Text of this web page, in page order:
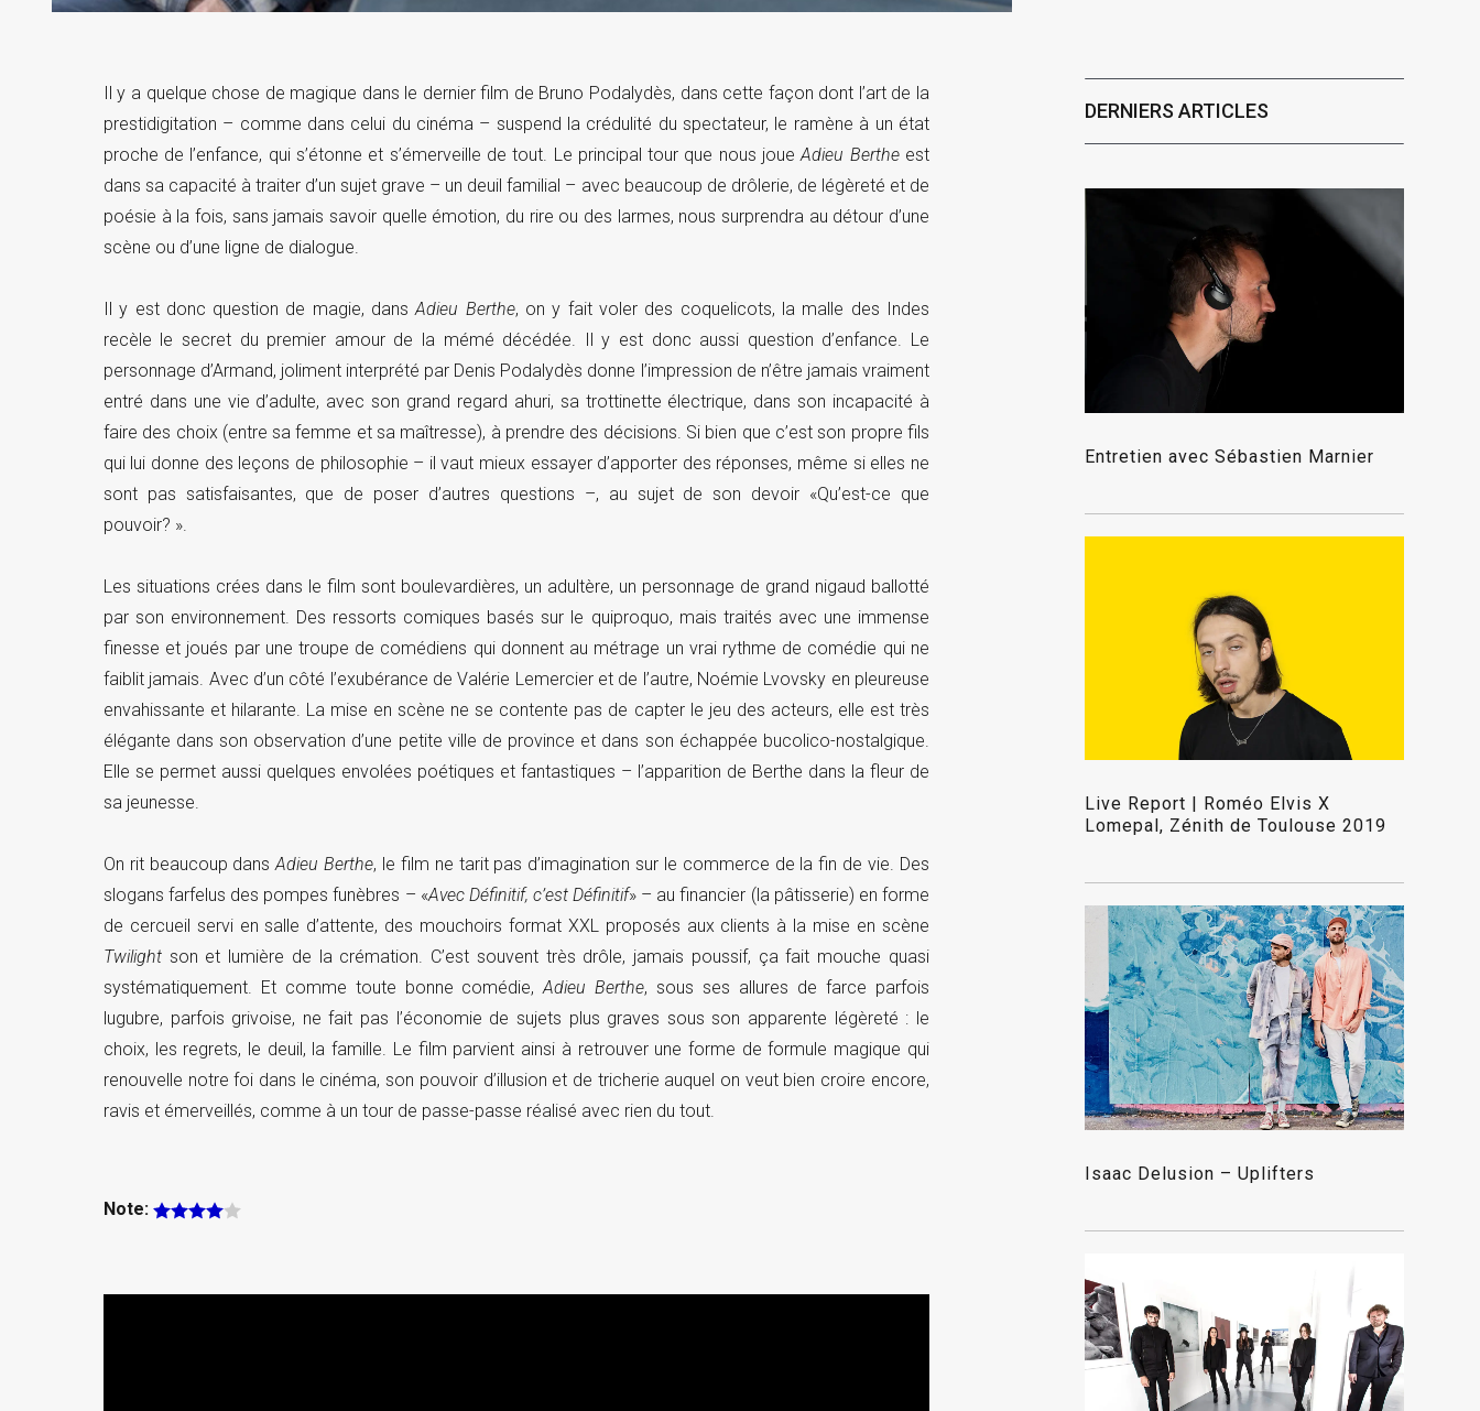
Il y a quelque chose de magique dans le dernier film de Bruno Podalydès, dans cette façon dont l’art de la
prestidigitation – comme dans celui du cinéma – suspend la crédulité du spectateur, le ramène à un état
proche de l’enfance, qui s’étonne et s’émerveille de tout. Le principal tour que nous joueAdieu Bertheest
dans sa capacité à traiter d’un sujet grave – un deuil familial – avec beaucoup de drôlerie, de légèreté et de
poésie à la fois, sans jamais savoir quelle émotion, du rire ou des larmes, nous surprendra au détour d’une
scène ou d’une ligne de dialogue.
Il y est donc question de magie, dansAdieu Berthe, on y fait voler des coquelicots, la malle des Indes
recèle le secret du premier amour de la mémé décédée. Il y est donc aussi question d’enfance. Le
personnage d’Armand, joliment interprété par Denis Podalydès donne l’impression de n’être jamais vraiment
entré dans une vie d’adulte, avec son grand regard ahuri, sa trottinette électrique, dans son incapacité à
faire des choix (entre sa femme et sa maîtresse), à prendre des décisions. Si bien que c’est son propre fils
qui lui donne des leçons de philosophie – il vaut mieux essayer d’apporter des réponses, même si elles ne
sont pas satisfaisantes, que de poser d’autres questions –, au sujet de son devoir «Qu’est-ce que
pouvoir? ».
Les situations crées dans le film sont boulevardières, un adultère, un personnage de grand nigaud ballotté
par son environnement. Des ressorts comiques basés sur le quiproquo, mais traités avec une immense
finesse et joués par une troupe de comédiens qui donnent au métrage un vrai rythme de comédie qui ne
faiblit jamais. Avec d’un côté l’exubérance de Valérie Lemercier et de l’autre, Noémie Lvovsky en pleureuse
envahissante et hilarante. La mise en scène ne se contente pas de capter le jeu des acteurs, elle est très
élégante dans son observation d’une petite ville de province et dans son échappée bucolico-nostalgique.
Elle se permet aussi quelques envolées poétiques et fantastiques – l’apparition de Berthe dans la fleur de
sa jeunesse.
On rit beaucoup dansAdieu Berthe, le film ne tarit pas d’imagination sur le commerce de la fin de vie. Des
slogans farfelus des pompes funèbres – «Avec Définitif, c’est Définitif» – au financier (la pâtisserie) en forme
de cercueil servi en salle d’attente, des mouchoirs format XXL proposés aux clients à la mise en scène
Twilightson et lumière de la crémation. C’est souvent très drôle, jamais poussif, ça fait mouche quasi
systématiquement. Et comme toute bonne comédie,Adieu Berthe, sous ses allures de farce parfois
lugubre, parfois grivoise, ne fait pas l’économie de sujets plus graves sous son apparente légèreté : le
choix, les regrets, le deuil, la famille. Le film parvient ainsi à retrouver une forme de formule magique qui
renouvelle notre foi dans le cinéma, son pouvoir d’illusion et de tricherie auquel on veut bien croire encore,
ravis et émerveillés, comme à un tour de passe-passe réalisé avec rien du tout.
Note:
DERNIERS ARTICLES
Entretien avec Sébastien Marnier
Live Report | Roméo Elvis X
Lomepal, Zénith de Toulouse 2019
Isaac Delusion – Uplifters